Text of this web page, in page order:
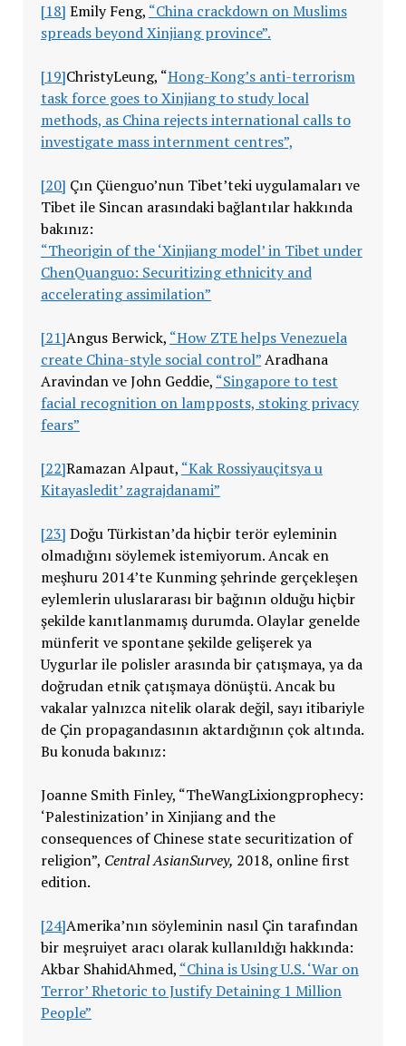
[18] Emily Feng, “China crackdown on Muslims
spreads beyond Xinjiang province”.
[19]ChristyLeung, “Hong-Kong’s anti-terrorism
task force goes to Xinjiang to study local
methods, as China rejects international calls to
investigate mass internment centres”,
[20] Çın Çüenguo’nun Tibet’teki uygulamaları ve
Tibet ile Sincan arasındaki bağlantılar hakkında
bakınız:
“Theorigin of the ‘Xinjiang model’ in Tibet under
ChenQuanguo: Securitizing ethnicity and
accelerating assimilation”
[21]Angus Berwick, “How ZTE helps Venezuela
create China-style social control”Aradhana
Aravindan ve John Geddie, “Singapore to test
facial recognition on lampposts, stoking privacy
fears”
[22]Ramazan Alpaut, “Kak Rossiyauçitsya u
Kitayasledit’ zagrajdanami”
[23] Doğu Türkistan’da hiçbir terör eyleminin
olmadığını söylemek istemiyorum. Ancak en
meşhuru 2014’te Kunming şehrinde gerçekleşen
eylemlerin uluslararası bir bağının olduğu hiçbir
şekilde kanıtlanmamış durumda. Olaylar genelde
münferit ve spontane şekilde gelişerek ya
Uygurlar ile polisler arasında bir çatışmaya, ya da
doğrudan etnik çatışmaya dönüştü. Ancak bu
vakalar yalnızca nitelik olarak değil, sayı itibariyle
de Çin propagandasının aktardığının çok altında.
Bu konuda bakınız:
Joanne Smith Finley, “TheWangLixiongprophecy:
‘Palestinization’ in Xinjiang and the
consequences of Chinese state securitization of
religion”, Central AsianSurvey, 2018, online first
edition.
[24]Amerika’nın söyleminin nasıl Çin tarafından
bir meşruiyet aracı olarak kullanıldığı hakkında:
Akbar ShahidAhmed, “China is Using U.S. ‘War on
Terror’ Rhetoric to Justify Detaining 1 Million
People”